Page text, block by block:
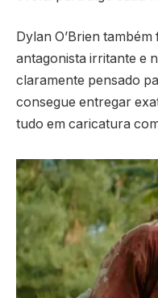
Dylan O’Brien
antagonista irritante e
claramente pensado
consegue entregar
tudo em caricatura